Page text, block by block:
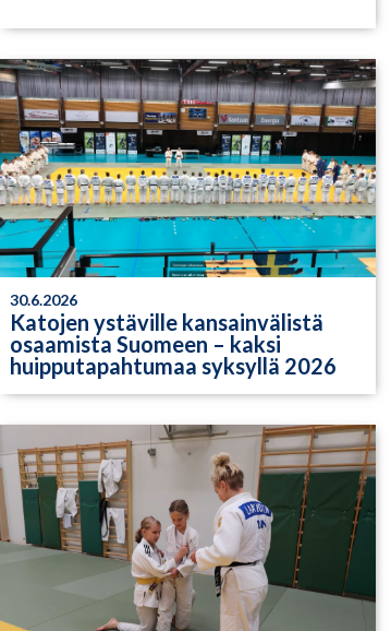
30.6.2026
Katojen ystäville kansainvälistä
osaamista Suomeen – kaksi
huipputapahtumaa syksyllä 2026